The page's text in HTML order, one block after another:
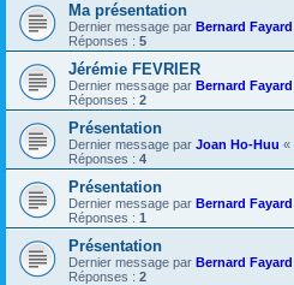
Ma présentation
Dernier message par Bernard Fayard
Réponses : 5
Jérémie FEVRIER
Dernier message par Bernard Fayard
Réponses : 2
Présentation
Dernier message par Joan Ho-Huu «
Réponses : 4
Présentation
Dernier message par Bernard Fayard
Réponses : 1
Présentation
Dernier message par Bernard Fayard
Réponses : 2